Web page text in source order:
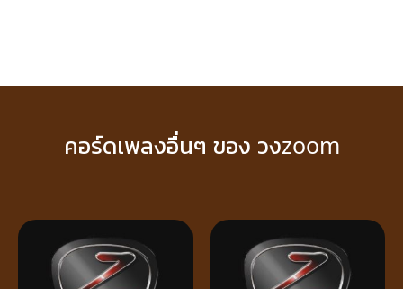
คอร์ดเพลงอื่นๆ ของ วงzoom